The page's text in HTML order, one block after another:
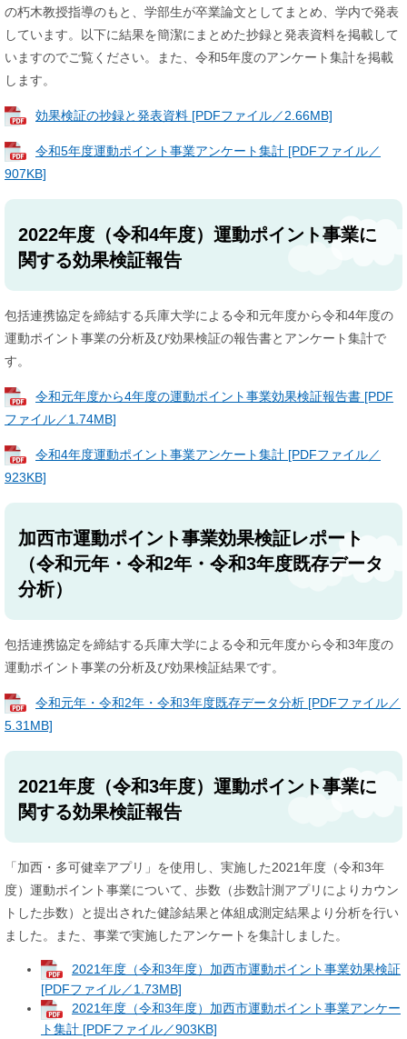
の朽木教授指導のもと、学部生が卒業論文としてまとめ、学内で発表
しています。以下に結果を簡潔にまとめた抄録と発表資料を掲載して
いますのでご覧ください。また、令和5年度のアンケート集計を掲載
します。
効果検証の抄録と発表資料 [PDFファイル／2.66MB]
令和5年度運動ポイント事業アンケート集計 [PDFファイル／
907KB]
2022年度（令和4年度）運動ポイント事業に
関する効果検証報告
包括連携協定を締結する兵庫大学による令和元年度から令和4年度の
運動ポイント事業の分析及び効果検証の報告書とアンケート集計で
す。
令和元年度から4年度の運動ポイント事業効果検証報告書 [PDF
ファイル／1.74MB]
令和4年度運動ポイント事業アンケート集計 [PDFファイル／
923KB]
加西市運動ポイント事業効果検証レポート
（令和元年・令和2年・令和3年度既存データ
分析）
包括連携協定を締結する兵庫大学による令和元年度から令和3年度の
運動ポイント事業の分析及び効果検証結果です。
令和元年・令和2年・令和3年度既存データ分析 [PDFファイル／
5.31MB]
2021年度（令和3年度）運動ポイント事業に
関する効果検証報告
「加西・多可健幸アプリ」を使用し、実施した2021年度（令和3年
度）運動ポイント事業について、歩数（歩数計測アプリによりカウン
トした歩数）と提出された健診結果と体組成測定結果より分析を行い
ました。また、事業で実施したアンケートを集計しました。
2021年度（令和3年度）加西市運動ポイント事業効果検証
[PDFファイル／1.73MB]
2021年度（令和3年度）加西市運動ポイント事業アンケー
ト集計 [PDFファイル／903KB]